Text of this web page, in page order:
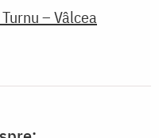
– Vâlcea